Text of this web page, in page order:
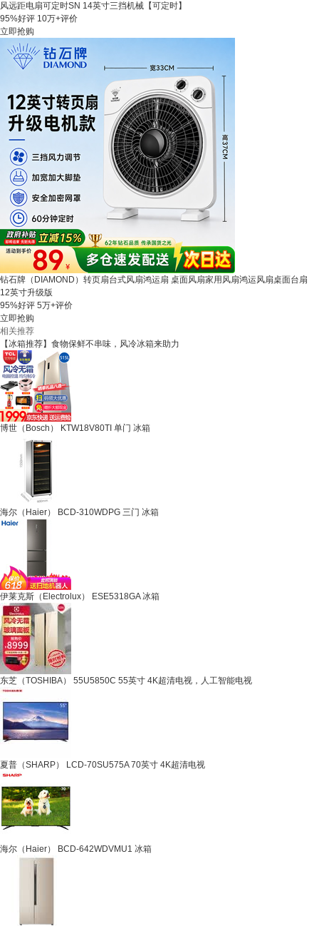
风远距电扇可定时SN 14英寸三挡机械【可定时】
95%好评 10万+评价
立即抢购
钻石牌（DIAMOND）转页扇台式风扇鸿运扇 桌面风扇家用风扇鸿运风扇桌面台扇
12英寸升级版
95%好评 5万+评价
立即抢购
相关推荐
【冰箱推荐】食物保鲜不串味，风冷冰箱来助力
博世（Bosch） KTW18V80TI 单门 冰箱
海尔（Haier） BCD-310WDPG 三门 冰箱
伊莱克斯（Electrolux） ESE5318GA 冰箱
东芝（TOSHIBA） 55U5850C 55英寸 4K超清电视，人工智能电视
夏普（SHARP） LCD-70SU575A 70英寸 4K超清电视
海尔（Haier） BCD-642WDVMU1 冰箱